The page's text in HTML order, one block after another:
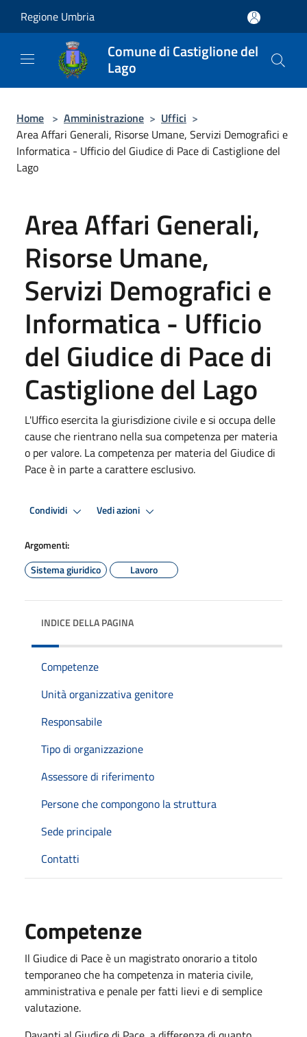
Regione Umbria
Comune di Castiglione del
Lago
Home > Amministrazione > Uffici >
Area Affari Generali, Risorse Umane, Servizi Demografici e
Informatica - Ufficio del Giudice di Pace di Castiglione del
Lago
Area Affari Generali,
Risorse Umane,
Servizi Demografici e
Informatica - Ufficio
del Giudice di Pace di
Castiglione del Lago
L'Uffico esercita la giurisdizione civile e si occupa delle
cause che rientrano nella sua competenza per materia
o per valore. La competenza per materia del Giudice di
Pace è in parte a carattere esclusivo.
Condividi Vedi azioni
Argomenti:
Sistema giuridico
Lavoro
INDICE DELLA PAGINA
Competenze
Unità organizzativa genitore
Responsabile
Tipo di organizzazione
Assessore di riferimento
Persone che compongono la struttura
Sede principale
Contatti
Competenze
Il Giudice di Pace è un magistrato onorario a titolo
temporaneo che ha competenza in materia civile,
amministrativa e penale per fatti lievi e di semplice
valutazione.